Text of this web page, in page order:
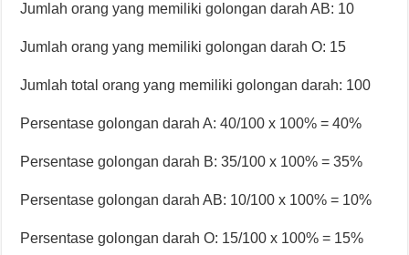
Jumlah orang yang memiliki golongan darah AB: 10
Jumlah orang yang memiliki golongan darah O: 15
Jumlah total orang yang memiliki golongan darah: 100
Persentase golongan darah A: 40/100 x 100% = 40%
Persentase golongan darah B: 35/100 x 100% = 35%
Persentase golongan darah AB: 10/100 x 100% = 10%
Persentase golongan darah O: 15/100 x 100% = 15%